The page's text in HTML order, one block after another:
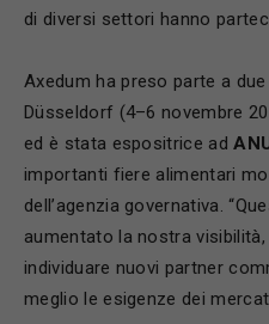
di diversi settori hanno
Axedum ha preso parte a
Düsseldorf (4–6 novembre
ed è stata espositrice ad
importanti fiere alimentari
dell’agenzia governativa.
aumentato la nostra
individuare nuovi partner
meglio le esigenze dei